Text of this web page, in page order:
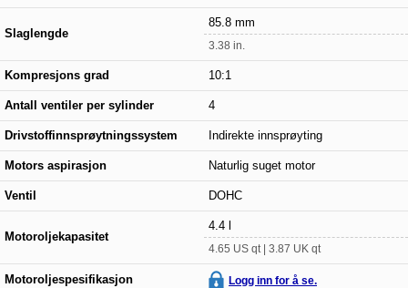
Slaglengde
85.8 mm
3.38 in.
Kompresjons grad 10:1
Antall ventiler per sylinder 4
Drivstoffinnsprøytningssystem Indirekte innsprøyting
Motors aspirasjon Naturlig suget motor
Ventil DOHC
Motoroljekapasitet
4.4 l
4.65 US qt | 3.87 UK qt
Motoroljespesifikasjon Logg inn for å se.